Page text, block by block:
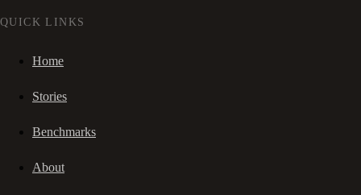
QUICK LINKS
Home
Stories
Benchmarks
About